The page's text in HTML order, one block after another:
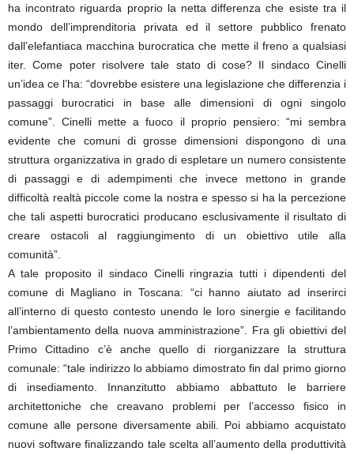
ha incontrato riguarda proprio la netta differenza che esiste tra il
mondo dell’imprenditoria privata ed il settore pubblico frenato
dall’elefantiaca macchina burocratica che mette il freno a qualsiasi
iter. Come poter risolvere tale stato di cose? Il sindaco Cinelli
un’idea ce l’ha: “dovrebbe esistere una legislazione che differenzia i
passaggi burocratici in base alle dimensioni di ogni singolo
comune”. Cinelli mette a fuoco il proprio pensiero: “mi sembra
evidente che comuni di grosse dimensioni dispongono di una
struttura organizzativa in grado di espletare un numero consistente
di passaggi e di adempimenti che invece mettono in grande
difficoltà realtà piccole come la nostra e spesso si ha la percezione
che tali aspetti burocratici producano esclusivamente il risultato di
creare ostacoli al raggiungimento di un obiettivo utile alla
comunità”.
A tale proposito il sindaco Cinelli ringrazia tutti i dipendenti del
comune di Magliano in Toscana: “ci hanno aiutato ad inserirci
all’interno di questo contesto unendo le loro sinergie e facilitando
l’ambientamento della nuova amministrazione”. Fra gli obiettivi del
Primo Cittadino c’è anche quello di riorganizzare la struttura
comunale: “tale indirizzo lo abbiamo dimostrato fin dal primo giorno
di insediamento. Innanzitutto abbiamo abbattuto le barriere
architettoniche che creavano problemi per l’accesso fisico in
comune alle persone diversamente abili. Poi abbiamo acquistato
nuovi software finalizzando tale scelta all’aumento della produttività